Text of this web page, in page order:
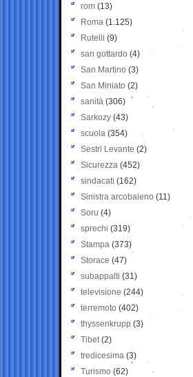
rom (13)
Roma (1.125)
Rutelli (9)
san gottardo (4)
San Martino (3)
San Miniato (2)
sanità (306)
Sarkozy (43)
scuola (354)
Sestri Levante (2)
Sicurezza (452)
sindacati (162)
Sinistra arcobaleno (11)
Soru (4)
sprechi (319)
Stampa (373)
Storace (47)
subappalti (31)
televisione(244)
terremoto (402)
thyssenkrupp (3)
Tibet(2)
tredicesima (3)
Turismo (62)